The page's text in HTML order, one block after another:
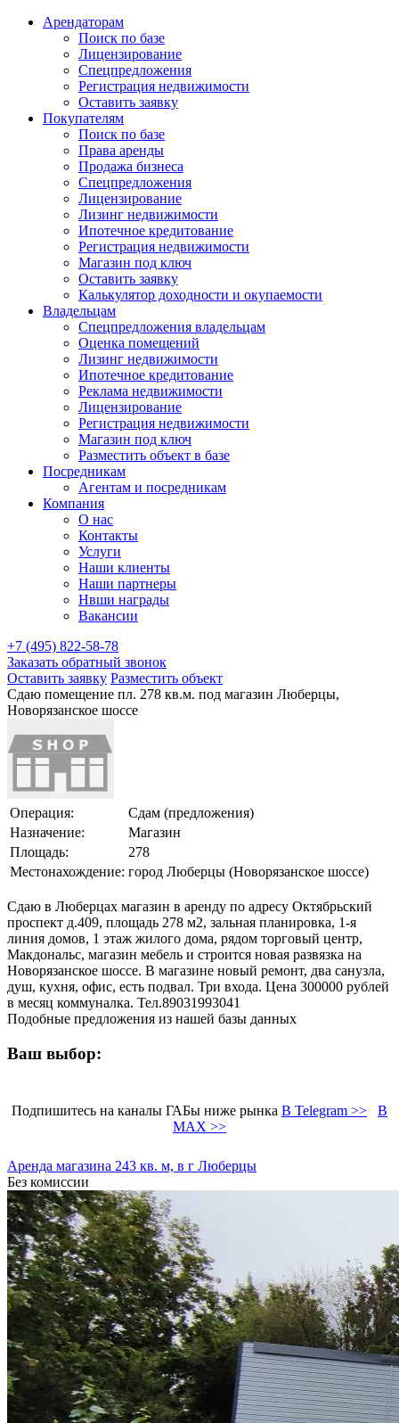
Арендаторам
Поиск по базе
Лицензирование
Спецпредложения
Регистрация недвижимости
Оставить заявку
Покупателям
Поиск по базе
Права аренды
Продажа бизнеса
Спецпредложения
Лицензирование
Лизинг недвижимости
Ипотечное кредитование
Регистрация недвижимости
Магазин под ключ
Оставить заявку
Калькулятор доходности и окупаемости
Владельцам
Спецпредложения владельцам
Оценка помещений
Лизинг недвижимости
Ипотечное кредитование
Реклама недвижимости
Лицензирование
Регистрация недвижимости
Магазин под ключ
Разместить объект в базе
Посредникам
Агентам и посредникам
Компания
О нас
Контакты
Услуги
Наши клиенты
Наши партнеры
Нвши награды
Вакансии
+7 (495) 822-58-78
Заказать обратный звонок
Оставить заявку Разместить объект
Сдаю помещение пл. 278 кв.м. под магазин Люберцы,
Новорязанское шоссе
Операция:
Сдам (предложения)
Назначение:
Магазин
Площадь:
278
Местонахождение: город Люберцы (Новорязанское шоссе)
Сдаю в Люберцах магазин в аренду по адресу Октябрьский
проспект д.409, площадь 278 м2, зальная планировка, 1-я
линия домов, 1 этаж жилого дома, рядом торговый центр,
Макдональс, магазин мебель и строится новая развязка на
Новорязанское шоссе. В магазине новый ремонт, два санузла,
душ, кухня, офис, есть подвал. Три входа. Цена 300000 рублей
в месяц коммуналка. Тел.89031993041
Подобные предложения из нашей базы данных
Ваш выбор:
Подпишитесь на каналы ГАБы ниже рынка В Telegram >>
В
MAX >>
Аренда магазина 243 кв. м, в г Люберцы
Без комиссии